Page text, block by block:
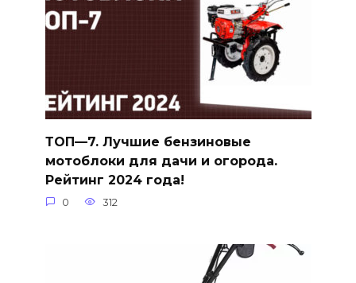
ТОП—7. Лучшие бензиновые
мотоблоки для дачи и огорода.
Рейтинг 2024 года!
0 312